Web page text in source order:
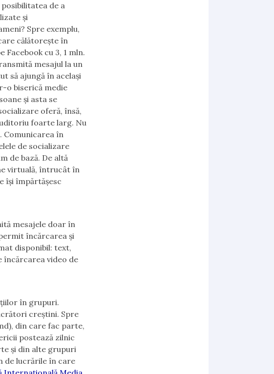
de a
și
Spre exemplu,
călătorește în
Facebook cu 3, 1 mln.
mesajul la un
să ajungă în același
o biserică medie
și asta se
oferă, însă,
foarte larg. Nu
Comunicarea în
de socializare
de bază. De altă
virtuală, întrucât în
își împărtășesc
mesajele doar în
încărcarea și
disponibil: text,
încărcarea video de
în grupuri.
creștini. Spre
din care fac parte,
postează zilnic
și din alte grupuri
de lucrările în care